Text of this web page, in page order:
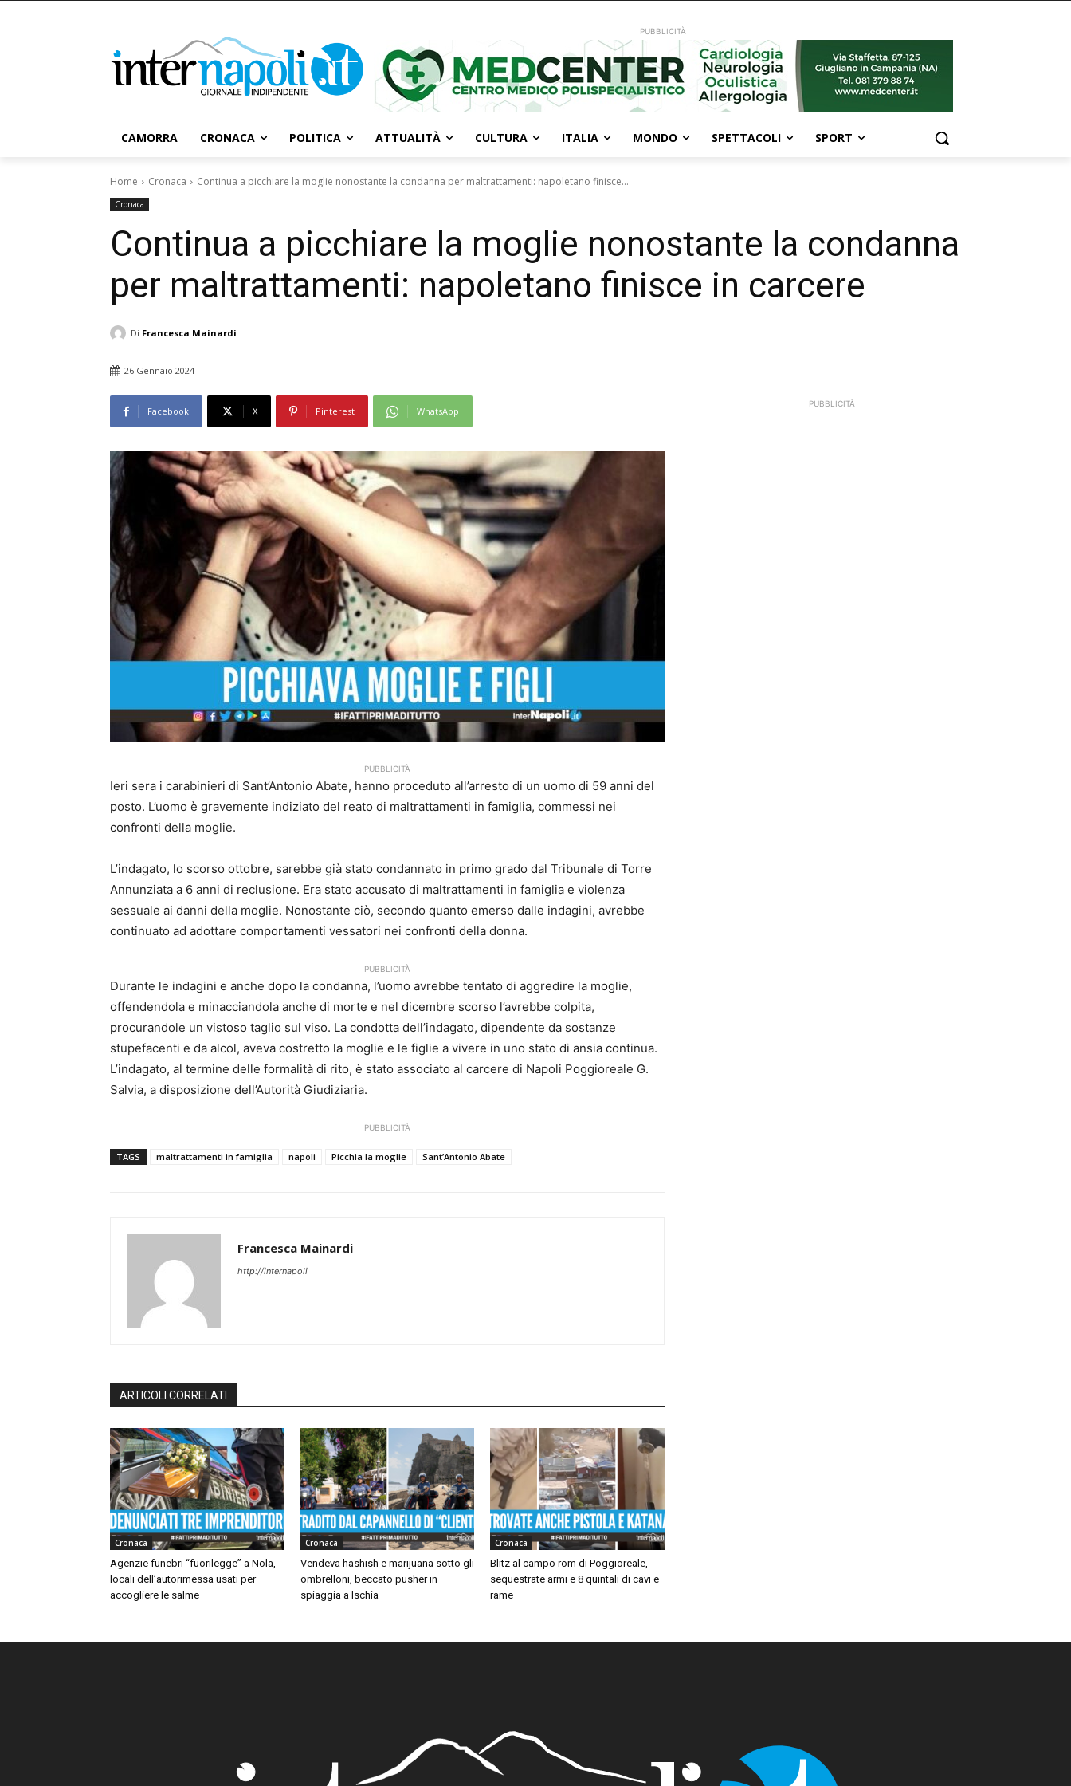
PUBBLICITÀ
CAMORRA CRONACA POLITICA ATTUALITÀ CULTURA ITALIA MONDO SPETTACOLI SPORT
Home Cronaca Continua a picchiare la moglie nonostante la condanna per maltrattamenti: napoletano finisce...
Cronaca
Continua a picchiare la moglie nonostante la condanna
per maltrattamenti: napoletano finisce in carcere
Di Francesca Mainardi
26 Gennaio 2024
Facebook X Pinterest WhatsApp
PUBBLICITÀ
Ieri sera i carabinieri di Sant’Antonio Abate, hanno proceduto all’arresto di un uomo di 59 anni del
posto. L’uomo è gravemente indiziato del reato di maltrattamenti in famiglia, commessi nei
confronti della moglie.
L’indagato, lo scorso ottobre, sarebbe già stato condannato in primo grado dal Tribunale di Torre
Annunziata a 6 anni di reclusione. Era stato accusato di maltrattamenti in famiglia e violenza
sessuale ai danni della moglie. Nonostante ciò, secondo quanto emerso dalle indagini, avrebbe
continuato ad adottare comportamenti vessatori nei confronti della donna.
PUBBLICITÀ
Durante le indagini e anche dopo la condanna, l’uomo avrebbe tentato di aggredire la moglie,
offendendola e minacciandola anche di morte e nel dicembre scorso l’avrebbe colpita,
procurandole un vistoso taglio sul viso. La condotta dell’indagato, dipendente da sostanze
stupefacenti e da alcol, aveva costretto la moglie e le figlie a vivere in uno stato di ansia continua.
L’indagato, al termine delle formalità di rito, è stato associato al carcere di Napoli Poggioreale G.
Salvia, a disposizione dell’Autorità Giudiziaria.
PUBBLICITÀ
TAGS maltrattamenti in famiglia napoli Picchia la moglie Sant’Antonio Abate
Francesca Mainardi
http://internapoli
ARTICOLI CORRELATI
Cronaca
Agenzie funebri “fuorilegge” a Nola,
locali dell’autorimessa usati per
accogliere le salme
Cronaca
Vendeva hashish e marijuana sotto gli
ombrelloni, beccato pusher in
spiaggia a Ischia
Cronaca
Blitz al campo rom di Poggioreale,
sequestrate armi e 8 quintali di cavi e
rame
PUBBLICITÀ